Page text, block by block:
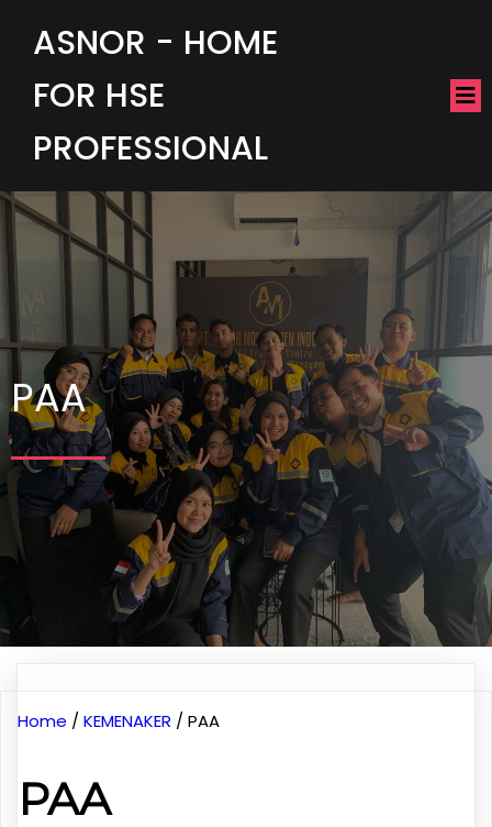
ASNOR - HOME
FOR HSE
PROFESSIONAL
PAA
Home / KEMENAKER / PAA
PAA